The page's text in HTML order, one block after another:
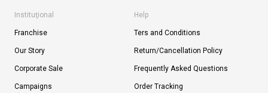
Instituţional
Franchise
Our Story
Corporate Sale
Campaigns
Help
Ters and Conditions
Return/Cancellation Policy
Frequently Asked Questions
Order Tracking